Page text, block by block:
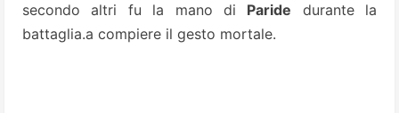
secondo altri fu la mano di Paride durante la
battaglia.a compiere il gesto mortale.